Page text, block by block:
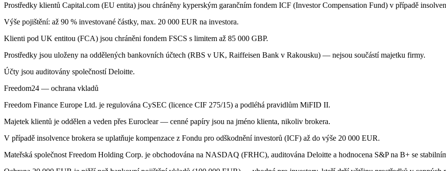
Prostředky klientů Capital.com (EU entita) jsou chráněny kyperským garančním fondem ICF (Investor Compensation Fund) v případě
Výše pojištění: až 90 % investované částky, max. 20 000 EUR na investora.
Klienti pod UK entitou (FCA) jsou chráněni fondem FSCS s limitem až 85 000 GBP.
Prostředky jsou uloženy na oddělených bankovních účtech (RBS v UK, Raiffeisen Bank v Rakousku) — nejsou součástí majetku firmy.
Účty jsou auditovány společností Deloitte.
Freedom24 — ochrana vkladů
Freedom Finance Europe Ltd. je regulována CySEC (licence CIF 275/15) a podléhá pravidlům MiFID II.
Majetek klientů je oddělen a veden přes Euroclear — cenné papíry jsou na jméno klienta, nikoliv brokera.
V případě insolvence brokera se uplatňuje kompenzace z Fondu pro odškodnění investorů (ICF) až do výše 20 000 EUR.
Mateřská společnost Freedom Holding Corp. je obchodována na NASDAQ (FRHC), auditována Deloitte a hodnocena S&P na B+ se